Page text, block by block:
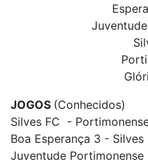
JOGOS (Conhecidos)
Silves FC -
Boa Esperança 3 - Silves
Juventude Portimonense